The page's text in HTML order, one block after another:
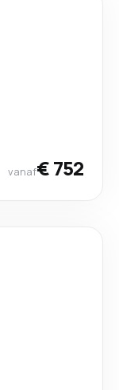
vanaf€ 752